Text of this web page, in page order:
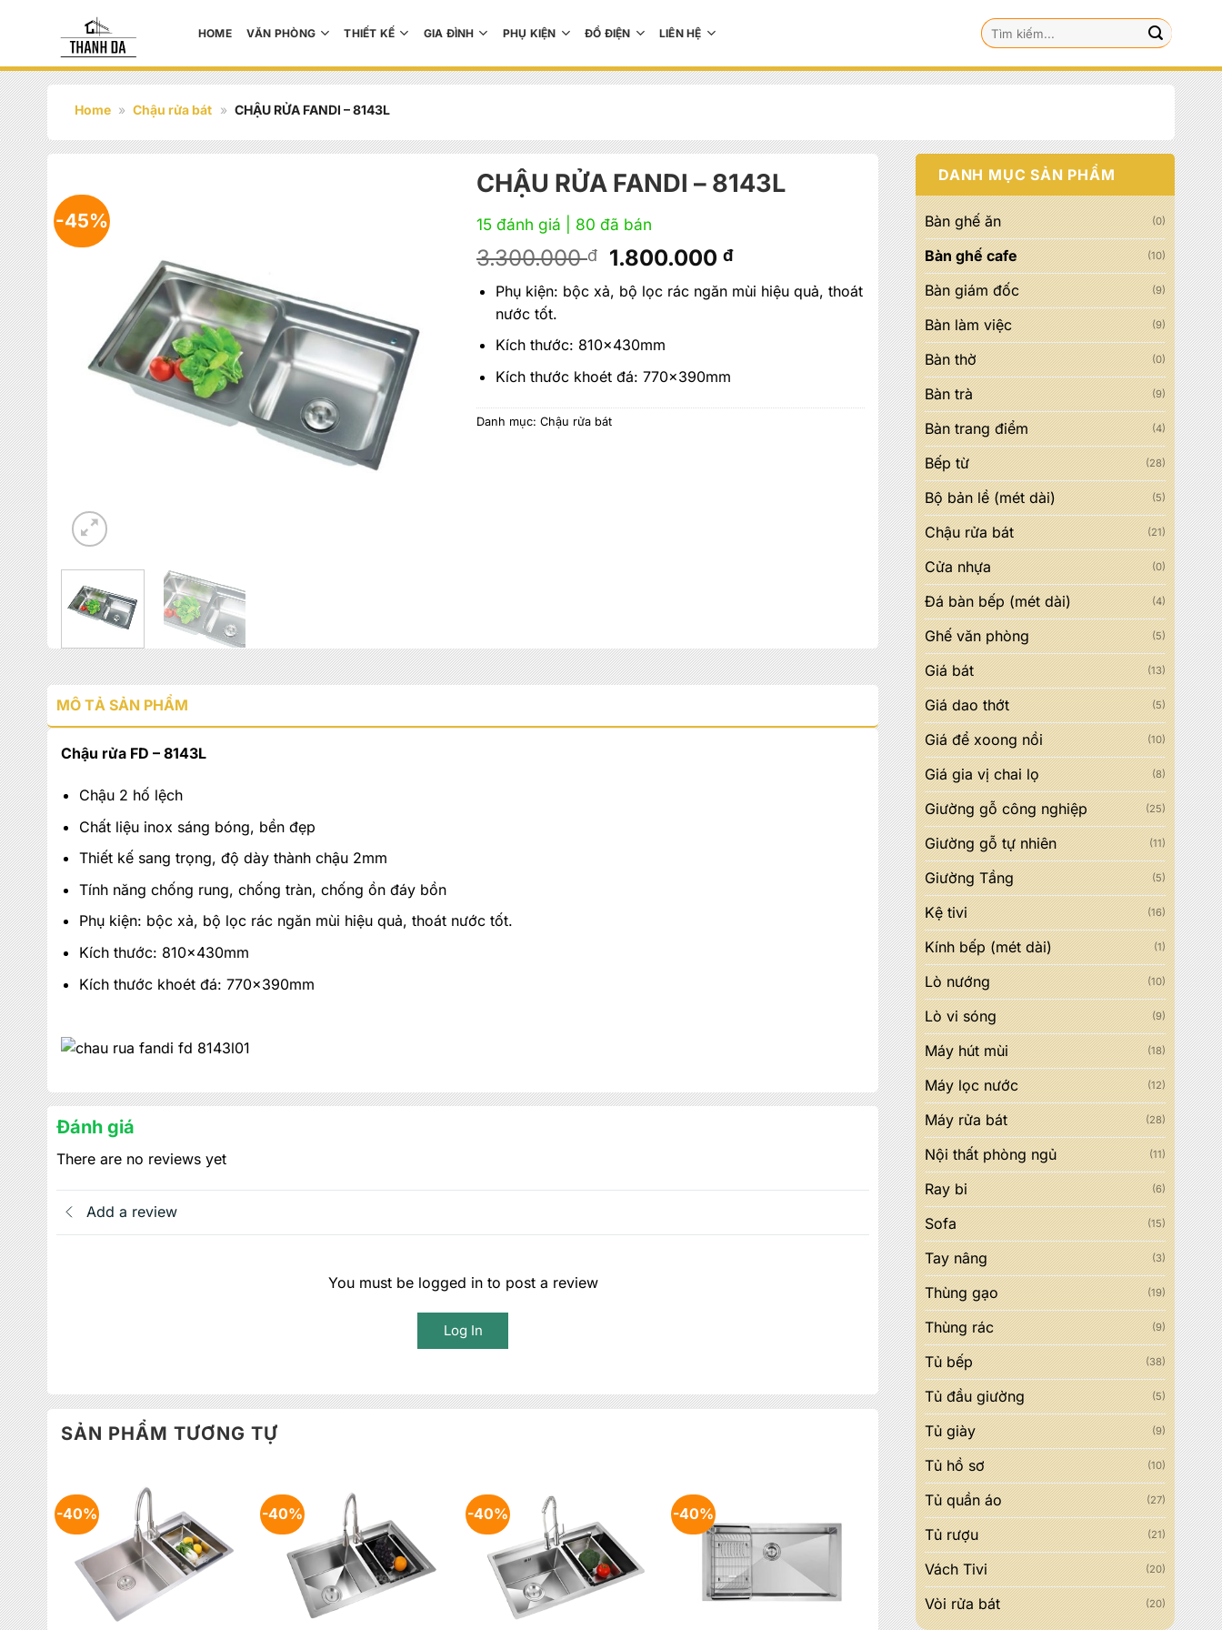
dung
HOME VĂN PHÒNG THIẾT KẾ GIA ĐÌNH PHỤ KIỆN ĐỒ ĐIỆN LIÊN HỆ
Tìm
kiếm:
Home » Chậu rửa bát » CHẬU RỬA FANDI – 8143L
DANH MỤC SẢN PHẨM
Bàn ghế ăn (0)
Bàn ghế cafe (10)
Bàn giám đốc (9)
Bàn làm việc (9)
Bàn thờ (0)
Bàn trà (9)
Bàn trang điểm (4)
Bếp từ (28)
Bộ bản lề (mét dài) (5)
Chậu rửa bát (21)
Cửa nhựa (0)
Đá bàn bếp (mét dài) (4)
Ghế văn phòng (5)
Giá bát (13)
Giá dao thớt (5)
Giá để xoong nồi (10)
Giá gia vị chai lọ (8)
Giường gỗ công nghiệp (25)
Giường gỗ tự nhiên (11)
Giường Tầng (5)
Kệ tivi (16)
Kính bếp (mét dài) (1)
Lò nướng (10)
Lò vi sóng (9)
Máy hút mùi (18)
Máy lọc nước (12)
Máy rửa bát (28)
Nội thất phòng ngủ (11)
Ray bi (6)
Sofa (15)
Tay nâng (3)
Thùng gạo (19)
Thùng rác (9)
Tủ bếp (38)
Tủ đầu giường (5)
Tủ giày (9)
Tủ hồ sơ (10)
Tủ quần áo (27)
Tủ rượu (21)
Vách Tivi (20)
Vòi rửa bát (20)
-45%
CHẬU RỬA FANDI – 8143L
15 đánh giá | 80 đã bán
3.300.000đ
Giá
gốc
là:
1.800.000đGiá
hiện
tại
Phụ kiện: bộc xả, bộ lọc rác ngăn mùi hiệu quả, thoát
nước tốt.
Kích thước: 810x430mm
Kích thước khoét đá: 770x390mm
Danh mục: Chậu rửa bát
MÔ TẢ SẢN PHẨM
Chậu rửa FD – 8143L
Chậu 2 hố lệch
Chất liệu inox sáng bóng, bền đẹp
Thiết kế sang trọng, độ dày thành chậu 2mm
Tính năng chống rung, chống tràn, chống ồn đáy bồn
Phụ kiện: bộc xả, bộ lọc rác ngăn mùi hiệu quả, thoát nước tốt.
Kích thước: 810x430mm
Kích thước khoét đá: 770x390mm
Đánh giá
There are no reviews yet
Add a review
You must be logged in to post a review
Log In
SẢN PHẨM TƯƠNG TỰ
-40% -40% -40% -40%